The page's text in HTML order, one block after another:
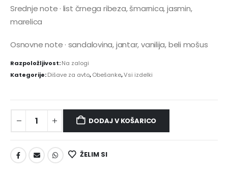
Srednje note · list črnega ribeza, šmarnica, jasmin,
marelica
Osnovne note · sandalovina, jantar, vanilija, beli mošus
Razpoložljivost:Na zalogi
Kategorije:Dišave za avto,Obešanke,Vsi izdelki
DODAJ V KOŠARICO
ŽELIM SI